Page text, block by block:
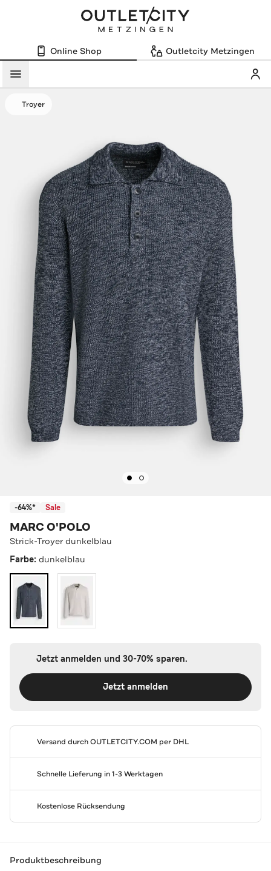
Online Shop Outletcity Metzingen
Menü
Troyer
-64%* Sale
MARC O'POLO
Strick-Troyer dunkelblau
Farbe: dunkelblau
Jetzt anmelden und 30-70% sparen.
Jetzt anmelden
Versand durchOUTLETCITY.COM per DHL
Schnelle Lieferung in 1-3 Werktagen
Kostenlose Rücksendung
Produktbeschreibung